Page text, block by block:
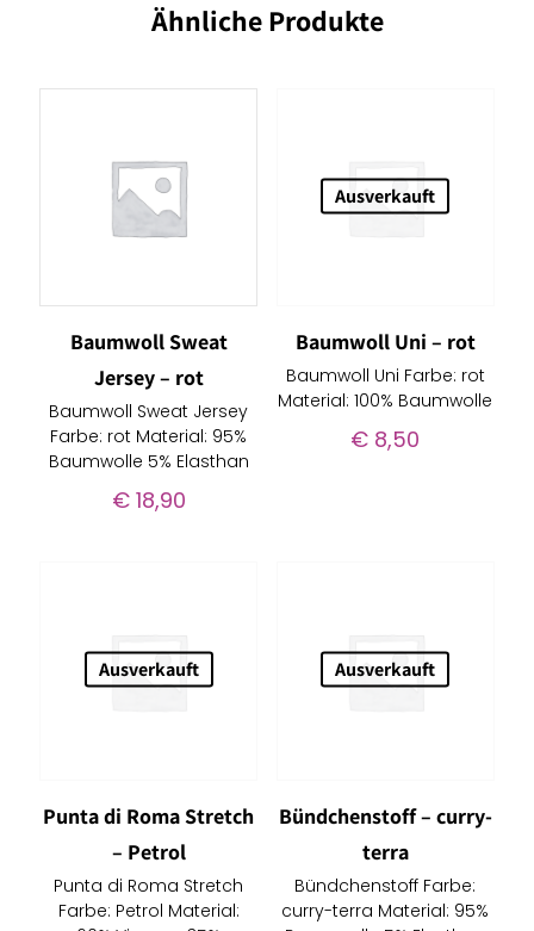
Ähnliche Produkte
Baumwoll Sweat
Jersey – rot
Baumwoll Sweat Jersey
Farbe: rot Material: 95%
Baumwolle 5% Elasthan
€18,90
Ausverkauft
Baumwoll Uni – rot
Baumwoll Uni Farbe: rot
Material: 100% Baumwolle
€ 8,50
Ausverkauft
Punta di Roma Stretch
– Petrol
Punta di Roma Stretch
Farbe: Petrol Material:
Ausverkauft
Bündchenstoff – curry-
terra
Bündchenstoff Farbe:
curry-terra Material: 95%